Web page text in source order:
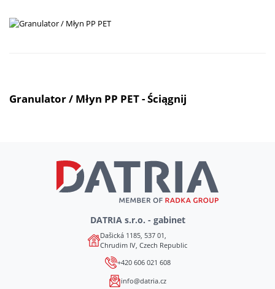
Granulator / Młyn PP PET - Ściągnij
DATRIA s.r.o. - gabinet
Dašická 1185, 537 01,
Chrudim IV, Czech Republic
+420 606 021 608
info@datria.cz